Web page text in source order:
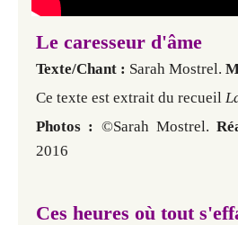
Le caresseur d'âme
Texte/Chant : Sarah Mostrel.
Ce texte est extrait du recueil
Photos : ©Sarah Mostrel.
2016
Ces heures où tout